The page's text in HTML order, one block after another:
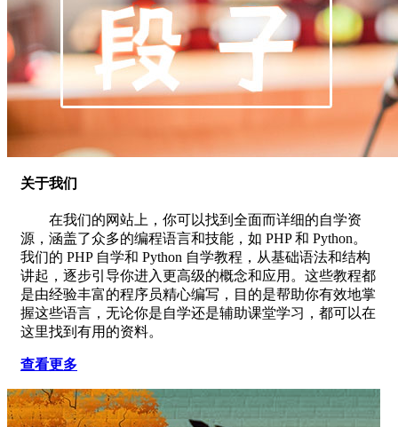
关于我们
在我们的网站上，你可以找到全面而详细的自学资
源，涵盖了众多的编程语言和技能，如 PHP 和 Python。
我们的 PHP 自学和 Python 自学教程，从基础语法和结构
讲起，逐步引导你进入更高级的概念和应用。这些教程都
是由经验丰富的程序员精心编写，目的是帮助你有效地掌
握这些语言，无论你是自学还是辅助课堂学习，都可以在
这里找到有用的资料。
查看更多